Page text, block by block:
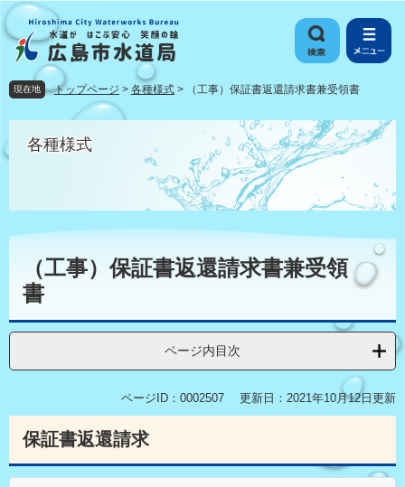
ペ
ー
先
で
。
メ
ニ
を
ば
て
現在地 トップページ > 各種様式 > （工事）保証書返還請求書兼受領書
各種様式
本
（工事）保証書返還請求書兼受領
書
ページ内目次
ページID：0002507 更新日：2021年10月12日更新
保証書返還請求